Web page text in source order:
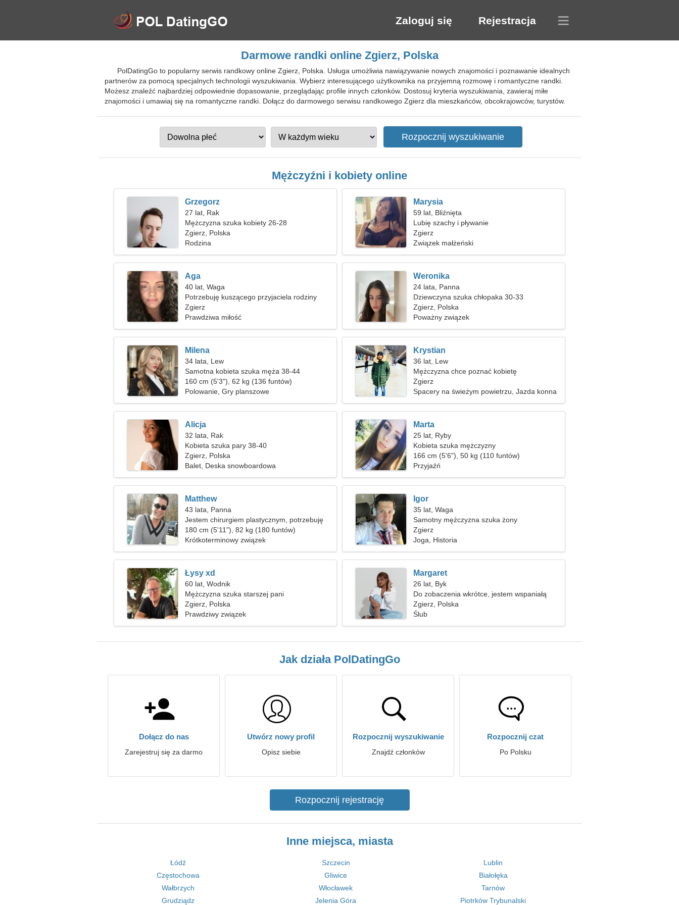
Zaloguj się Rejestracja
Darmowe randki online Zgierz, Polska
PolDatingGo to popularny serwis randkowy online Zgierz, Polska. Usługa umożliwia nawiązywanie nowych znajomości i poznawanie idealnych
partnerów za pomocą specjalnych technologii wyszukiwania. Wybierz interesującego użytkownika na przyjemną rozmowę i romantyczne randki.
Możesz znaleźć najbardziej odpowiednie dopasowanie, przeglądając profile innych członków. Dostosuj kryteria wyszukiwania, zawieraj miłe
znajomości i umawiaj się na romantyczne randki. Dołącz do darmowego serwisu randkowego Zgierz dla mieszkańców, obcokrajowców, turystów.
Mężczyźni i kobiety online
Grzegorz
27 lat, Rak
Mężczyzna szuka kobiety 26-28
Zgierz, Polska
Rodzina
Marysia
59 lat, Bliźnięta
Lubię szachy i pływanie
Zgierz
Związek małżeński
Aga
40 lat, Waga
Potrzebuję kuszącego przyjaciela rodziny
Zgierz
Prawdziwa miłość
Weronika
24 lata, Panna
Dziewczyna szuka chłopaka 30-33
Zgierz, Polska
Poważny związek
Milena
34 lata, Lew
Samotna kobieta szuka męża 38-44
160 cm (5'3"), 62 kg (136 funtów)
Polowanie, Gry planszowe
Krystian
36 lat, Lew
Mężczyzna chce poznać kobietę
Zgierz
Spacery na świeżym powietrzu, Jazda konna
Alicja
32 lata, Rak
Kobieta szuka pary 38-40
Zgierz, Polska
Balet, Deska snowboardowa
Marta
25 lat, Ryby
Kobieta szuka mężczyzny
166 cm (5'6"), 50 kg (110 funtów)
Przyjaźń
Matthew
43 lata, Panna
Jestem chirurgiem plastycznym, potrzebuję
niezwykłej kobiety
180 cm (5'11"), 82 kg (180 funtów)
Krótkoterminowy związek
Igor
35 lat, Waga
Samotny mężczyzna szuka żony
Zgierz
Joga, Historia
Łysy xd
60 lat, Wodnik
Mężczyzna szuka starszej pani
Zgierz, Polska
Prawdziwy związek
Margaret
26 lat, Byk
Do zobaczenia wkrótce, jestem wspaniałą
kobietą
Zgierz, Polska
Ślub
Jak działa PolDatingGo
Dołącz do nas
Zarejestruj się za darmo
Utwórz nowy profil
Opisz siebie
Rozpocznij wyszukiwanie
Znajdź członków
Rozpocznij czat
Po Polsku
Rozpocznij rejestrację
Inne miejsca, miasta
Łódź Szczecin
Lublin
Częstochowa
Gliwice
Białołęka
Wałbrzych
Włocławek
Tarnów
Grudziądz
Jelenia Góra Piotrków Trybunalski